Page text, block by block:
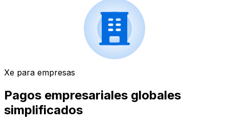
Xe para empresas
Pagos empresariales globales
simplificados